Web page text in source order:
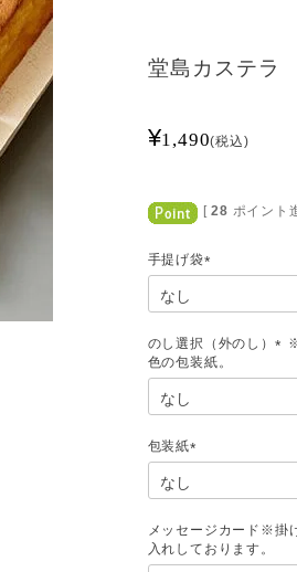
堂島カステラ
¥1,490 税込
[ 28 ポイント
手提げ袋
のし選択（外のし）
包装紙
)
メッセージカード※掛